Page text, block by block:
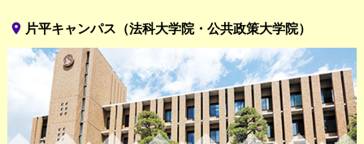
place 片平キャンパス（法科大学院・公共政策大学院）